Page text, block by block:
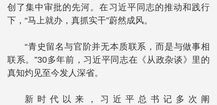
创了集中审批的先河。在习近平同志的推动和践行
下，“马上就办，真抓实干”蔚然成风。
“青史留名与官阶并无本质联系，而是与做事相
联系。”30多年前，习近平同志在《从政杂谈》里的
真知灼见至今发人深省。
新时代以来，习近平总书记多次阐